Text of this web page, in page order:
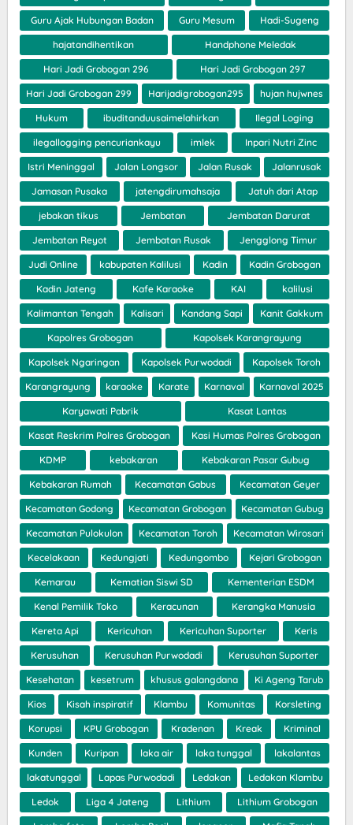
Guru Ajak Hubungan Badan Guru Mesum Hadi-Sugeng
hajatandihentikan Handphone Meledak
Hari Jadi Grobogan 296 Hari Jadi Grobogan 297
Hari Jadi Grobogan 299 Harijadigrobogan295 hujan hujwnes
Hukum ibuditanduusaimelahirkan Ilegal Loging
ilegallogging pencuriankayu imlek Inpari Nutri Zinc
Istri Meninggal Jalan Longsor Jalan Rusak Jalanrusak
Jamasan Pusaka jatengdirumahsaja Jatuh dari Atap
jebakan tikus Jembatan Jembatan Darurat
Jembatan Reyot Jembatan Rusak Jengglong Timur
Judi Online kabupaten Kalilusi Kadin Kadin Grobogan
Kadin Jateng Kafe Karaoke KAI kalilusi
Kalimantan Tengah Kalisari Kandang Sapi Kanit Gakkum
Kapolres Grobogan Kapolsek Karangrayung
Kapolsek Ngaringan Kapolsek Purwodadi Kapolsek Toroh
Karangrayung karaoke Karate Karnaval Karnaval 2025
Karyawati Pabrik Kasat Lantas
Kasat Reskrim Polres Grobogan Kasi Humas Polres Grobogan
KDMP kebakaran Kebakaran Pasar Gubug
Kebakaran Rumah Kecamatan Gabus Kecamatan Geyer
Kecamatan Godong Kecamatan Grobogan Kecamatan Gubug
Kecamatan Pulokulon Kecamatan Toroh Kecamatan Wirosari
Kecelakaan Kedungjati Kedungombo Kejari Grobogan
Kemarau Kematian Siswi SD Kementerian ESDM
Kenal Pemilik Toko Keracunan Kerangka Manusia
Kereta Api Kericuhan Kericuhan Suporter Keris
Kerusuhan Kerusuhan Purwodadi Kerusuhan Suporter
Kesehatan kesetrum khusus galangdana Ki Ageng Tarub
Kios Kisah inspiratif Klambu Komunitas Korsleting
Korupsi KPU Grobogan Kradenan Kreak Kriminal
Kunden Kuripan laka air laka tunggal lakalantas
lakatunggal Lapas Purwodadi Ledakan Ledakan Klambu
Ledok Liga 4 Jateng Lithium Lithium Grobogan